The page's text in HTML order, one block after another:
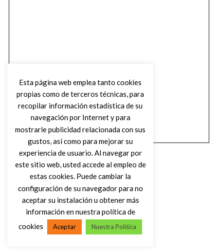
VOLVER AL INICIO
Esta página web emplea tanto cookies
propias como de terceros técnicas, para
recopilar información estadística de su
navegación por Internet y para
mostrarle publicidad relacionada con sus
gustos, así como para mejorar su
experiencia de usuario. Al navegar por
este sitio web, usted accede al empleo de
estas cookies. Puede cambiar la
configuración de su navegador para no
aceptar su instalación u obtener más
información en nuestra política de
cookies
Aceptar Nuestra Política